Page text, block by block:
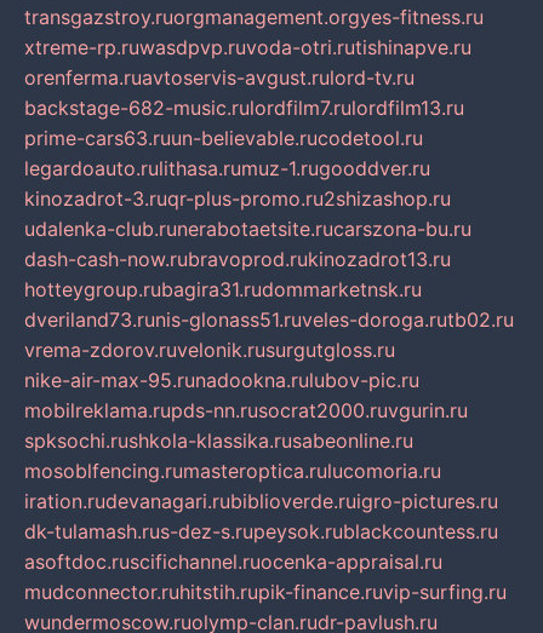
transgazstroy.ruorgmanagement.orgyes-fitness.ru
xtreme-rp.ruwasdpvp.ruvoda-otri.rutishinapve.ru
orenferma.ruavtoservis-avgust.rulord-tv.ru
backstage-682-music.rulordfilm7.rulordfilm13.ru
prime-cars63.ruun-believable.rucodetool.ru
legardoauto.rulithasa.rumuz-1.rugooddver.ru
kinozadrot-3.ruqr-plus-promo.ru2shizashop.ru
udalenka-club.runerabotaetsite.rucarszona-bu.ru
dash-cash-now.rubravoprod.rukinozadrot13.ru
hotteygroup.rubagira31.rudommarketnsk.ru
dveriland73.runis-glonass51.ruveles-doroga.rutb02.ru
vrema-zdorov.ruvelonik.rusurgutgloss.ru
nike-air-max-95.runadookna.rulubov-pic.ru
mobilreklama.rupds-nn.rusocrat2000.ruvgurin.ru
spksochi.rushkola-klassika.rusabeonline.ru
mosoblfencing.rumasteroptica.rulucomoria.ru
iration.rudevanagari.rubiblioverde.ruigro-pictures.ru
dk-tulamash.rus-dez-s.rupeysok.rublackcountess.ru
asoftdoc.ruscifichannel.ruocenka-appraisal.ru
mudconnector.ruhitstih.rupik-finance.ruvip-surfing.ru
wundermoscow.ruolymp-clan.rudr-pavlush.ru